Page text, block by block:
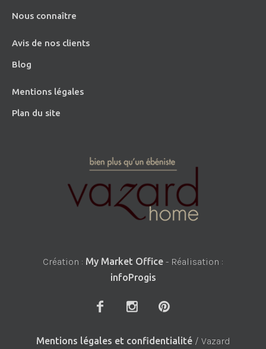
Nous connaître
Avis de nos clients
Blog
Mentions légales
Plan du site
Création : My Market Office - Réalisation :
infoProgis
Mentions légales et confidentialité/ Vazard